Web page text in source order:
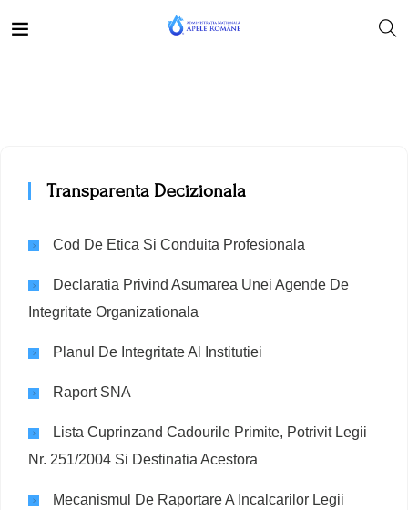
Transparenta Decizionala
Cod De Etica Si Conduita Profesionala
Declaratia Privind Asumarea Unei Agende De
Integritate Organizationala
Planul De Integritate Al Institutiei
Raport SNA
Lista Cuprinzand Cadourile Primite, Potrivit Legii
Nr. 251/2004 Si Destinatia Acestora
Mecanismul De Raportare A Incalcarilor Legii